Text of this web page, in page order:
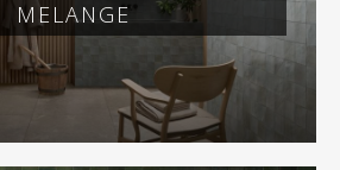
MELANGE